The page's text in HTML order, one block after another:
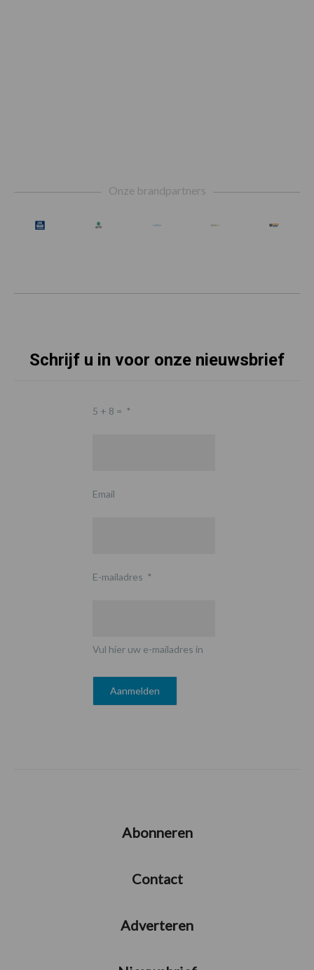
Onze brandpartners
Schrijf u in voor onze nieuwsbrief
5 + 8 = *
Email
E-mailadres *
Vul hier uw e-mailadres in
Abonneren
Contact
Adverteren